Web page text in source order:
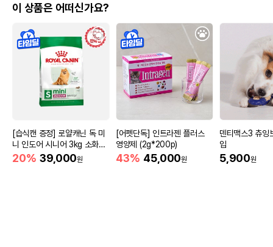
이 상품은 어떠신가요?
[습식캔 증정] 로얄캐닌 독 미
니 인도어 시니어 3kg 소화도
움
20% 39,000원
[어펫단독] 인트라젠 플러스
영양제 (2g*200p)
43% 45,000원
덴티맥스3 츄잉
입
5,900원